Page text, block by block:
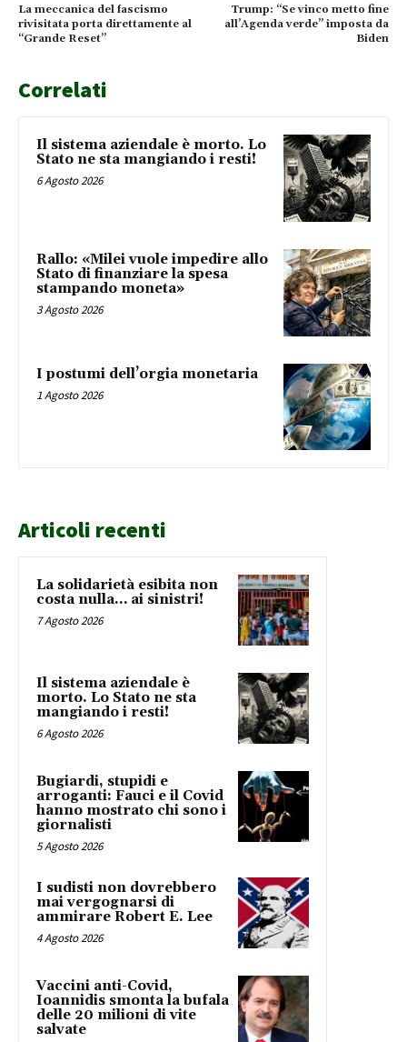
La meccanica del fascismo
rivisitata porta direttamente al
“Grande Reset”
Trump: “Se vinco metto fine
all’Agenda verde” imposta da
Biden
Correlati
Il sistema aziendale è morto. Lo
Stato ne sta mangiando i resti!
6 Agosto 2026
Rallo: «Milei vuole impedire allo
Stato di finanziare la spesa
stampando moneta»
3 Agosto 2026
I postumi dell’orgia monetaria
1 Agosto 2026
Articoli recenti
La solidarietà esibita non
costa nulla… ai sinistri!
7 Agosto 2026
Il sistema aziendale è
morto. Lo Stato ne sta
mangiando i resti!
6 Agosto 2026
Bugiardi, stupidi e
arroganti: Fauci e il Covid
hanno mostrato chi sono i
giornalisti
5 Agosto 2026
I sudisti non dovrebbero
mai vergognarsi di
ammirare Robert E. Lee
4 Agosto 2026
Vaccini anti-Covid,
Ioannidis smonta la bufala
delle 20 milioni di vite
salvate